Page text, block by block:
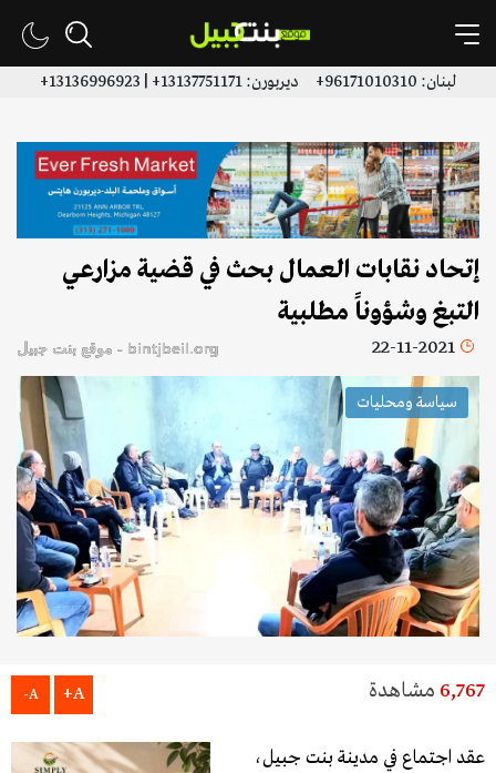
لبنان: 96171010310+ ديربورن: 13137751171+ | 13136996923+
إتحاد نقابات العمال بحث في قضية مزارعي
التبغ وشؤوناً مطلبية
22-11-2021 bintjbeil.org - موقع بنت جبيل
سياسة ومحليات
6,767 مشاهدة A+
A-
عقد اجتماع في مدينة بنت جبيل،